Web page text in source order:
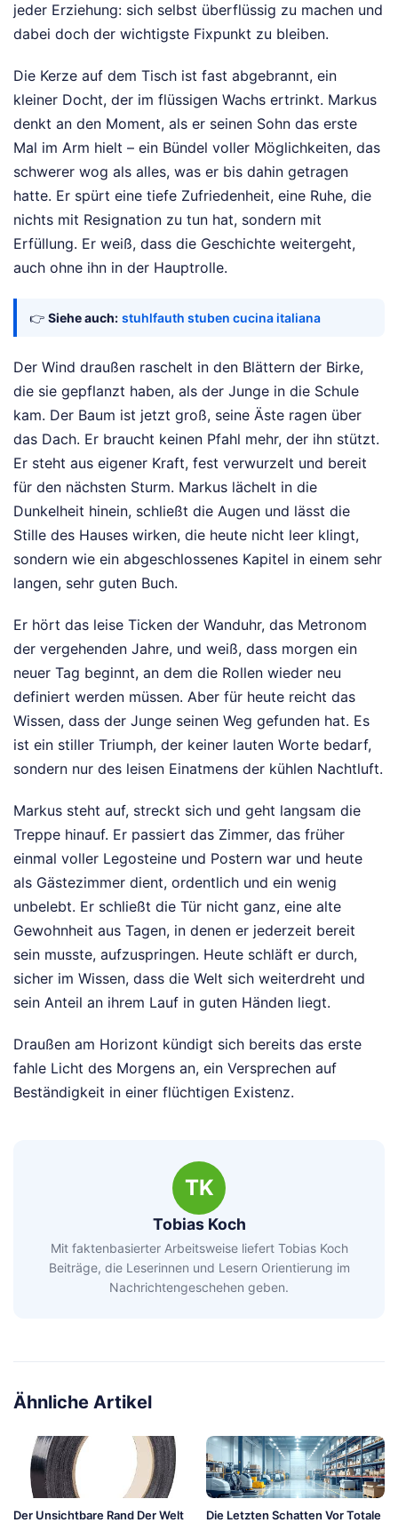
jeder Erziehung: sich selbst überflüssig zu machen und
dabei doch der wichtigste Fixpunkt zu bleiben.
Die Kerze auf dem Tisch ist fast abgebrannt, ein
kleiner Docht, der im flüssigen Wachs ertrinkt. Markus
denkt an den Moment, als er seinen Sohn das erste
Mal im Arm hielt – ein Bündel voller Möglichkeiten, das
schwerer wog als alles, was er bis dahin getragen
hatte. Er spürt eine tiefe Zufriedenheit, eine Ruhe, die
nichts mit Resignation zu tun hat, sondern mit
Erfüllung. Er weiß, dass die Geschichte weitergeht,
auch ohne ihn in der Hauptrolle.
👉 Siehe auch: stuhlfauth stuben cucina italiana
Der Wind draußen raschelt in den Blättern der Birke,
die sie gepflanzt haben, als der Junge in die Schule
kam. Der Baum ist jetzt groß, seine Äste ragen über
das Dach. Er braucht keinen Pfahl mehr, der ihn stützt.
Er steht aus eigener Kraft, fest verwurzelt und bereit
für den nächsten Sturm. Markus lächelt in die
Dunkelheit hinein, schließt die Augen und lässt die
Stille des Hauses wirken, die heute nicht leer klingt,
sondern wie ein abgeschlossenes Kapitel in einem sehr
langen, sehr guten Buch.
Er hört das leise Ticken der Wanduhr, das Metronom
der vergehenden Jahre, und weiß, dass morgen ein
neuer Tag beginnt, an dem die Rollen wieder neu
definiert werden müssen. Aber für heute reicht das
Wissen, dass der Junge seinen Weg gefunden hat. Es
ist ein stiller Triumph, der keiner lauten Worte bedarf,
sondern nur des leisen Einatmens der kühlen Nachtluft.
Markus steht auf, streckt sich und geht langsam die
Treppe hinauf. Er passiert das Zimmer, das früher
einmal voller Legosteine und Postern war und heute
als Gästezimmer dient, ordentlich und ein wenig
unbelebt. Er schließt die Tür nicht ganz, eine alte
Gewohnheit aus Tagen, in denen er jederzeit bereit
sein musste, aufzuspringen. Heute schläft er durch,
sicher im Wissen, dass die Welt sich weiterdreht und
sein Anteil an ihrem Lauf in guten Händen liegt.
Draußen am Horizont kündigt sich bereits das erste
fahle Licht des Morgens an, ein Versprechen auf
Beständigkeit in einer flüchtigen Existenz.
TK
Tobias Koch
Mit faktenbasierter Arbeitsweise liefert Tobias Koch
Beiträge, die Leserinnen und Lesern Orientierung im
Nachrichtengeschehen geben.
Ähnliche Artikel
Der Unsichtbare Rand Der Welt Die Letzten Schatten Vor Totale